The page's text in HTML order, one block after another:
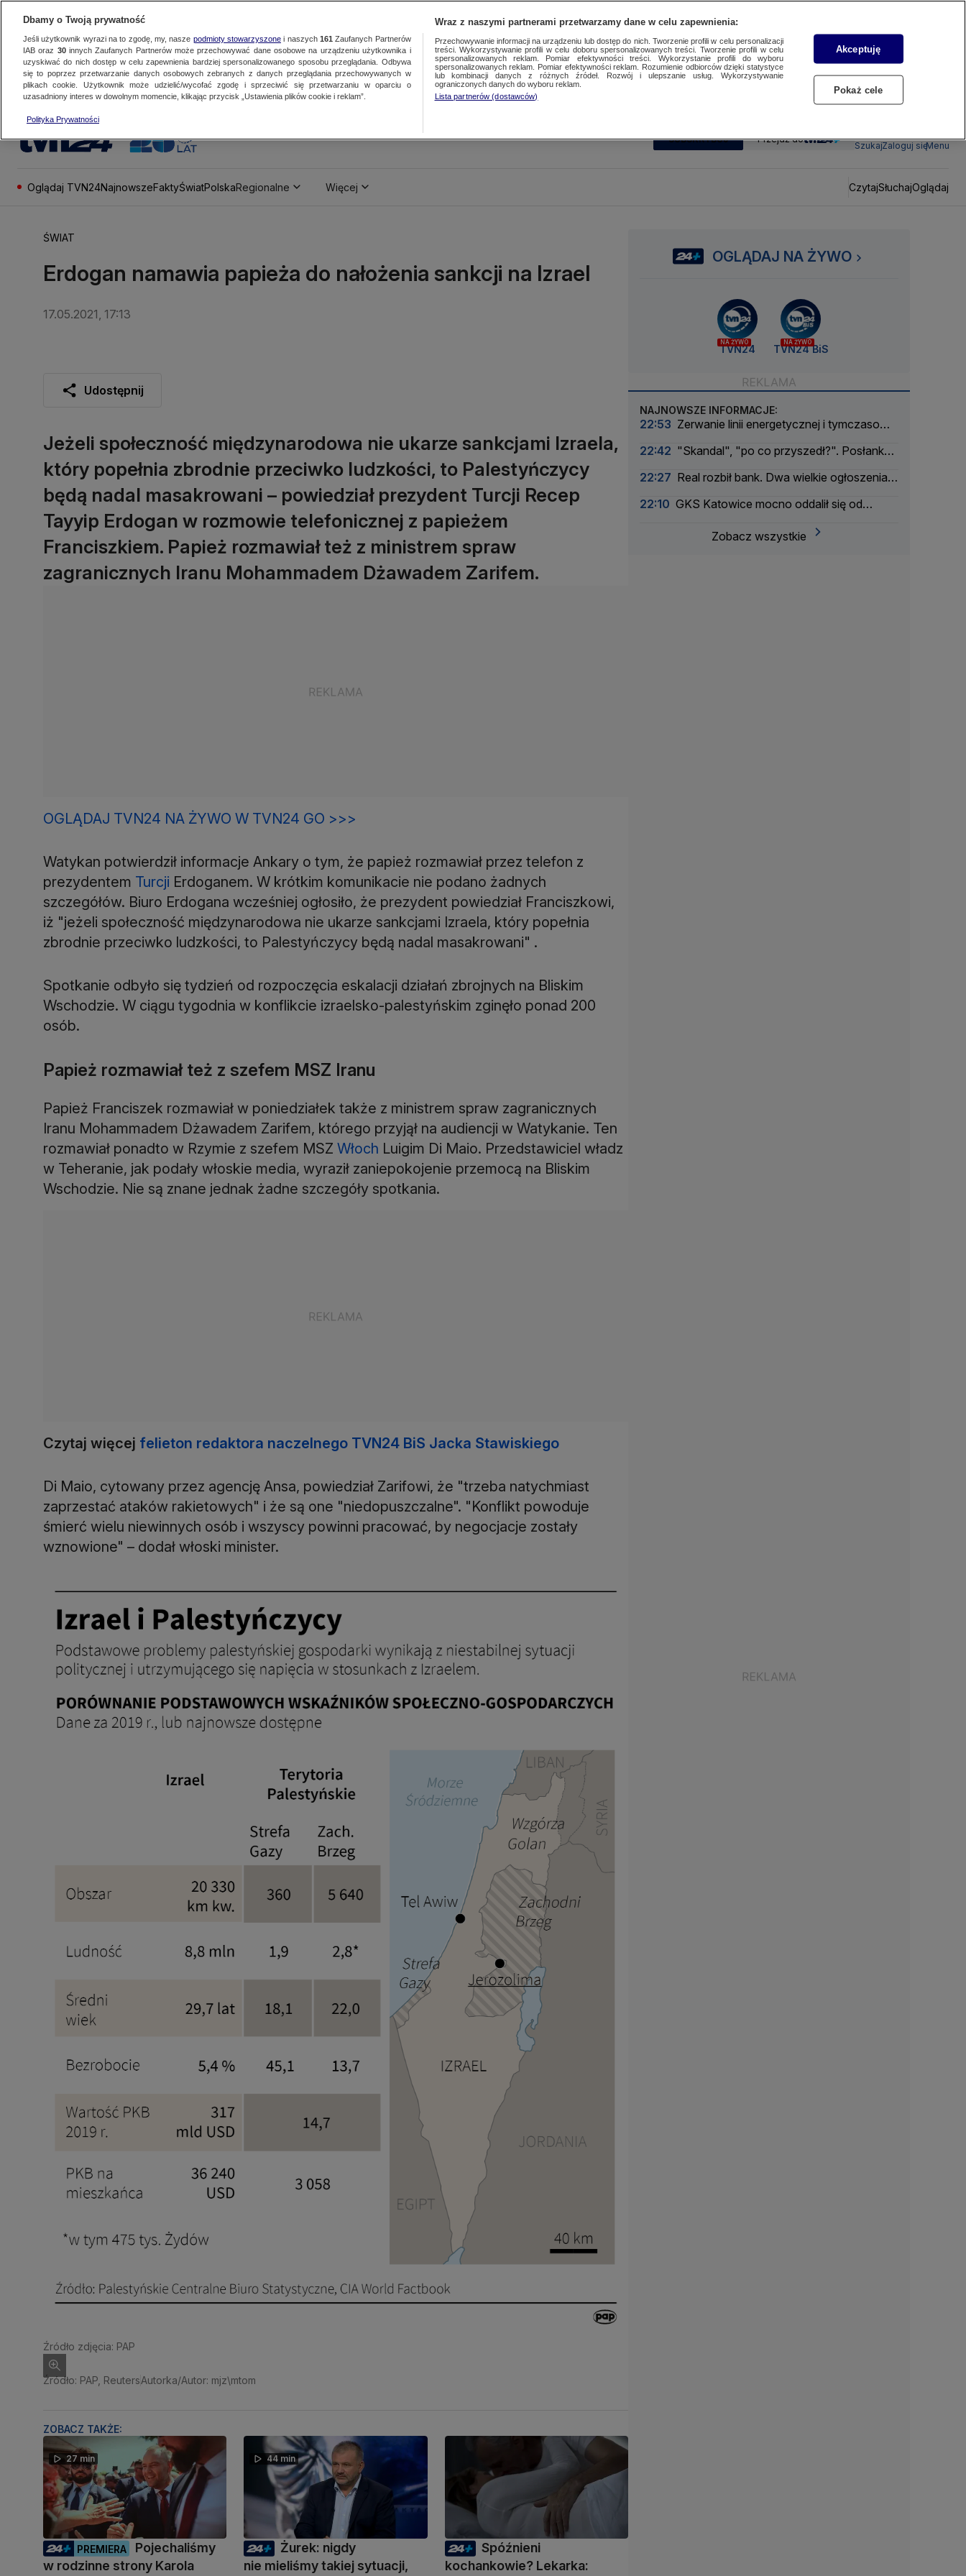
SUBSKRYBUJ Przejdź do
SzukajZaloguj sięMenu
Oglądaj TVN24NajnowszeFaktyŚwiatPolskaRegionalne Więcej CzytajSłuchajOglądaj
ŚWIAT
Erdogan namawia papieża do nałożenia sankcji na Izrael
17.05.2021, 17:13
Udostępnij
Jeżeli społeczność międzynarodowa nie ukarze sankcjami Izraela,
który popełnia zbrodnie przeciwko ludzkości, to Palestyńczycy
będą nadal masakrowani – powiedział prezydent Turcji Recep
Tayyip Erdogan w rozmowie telefonicznej z papieżem
Franciszkiem. Papież rozmawiał też z ministrem spraw
zagranicznych Iranu Mohammadem Dżawadem Zarifem.
OGLĄDAJ TVN24 NA ŻYWO W TVN24 GO >>>
Watykan potwierdził informacje Ankary o tym, że papież rozmawiał przez telefon z
prezydentem Turcji Erdoganem. W krótkim komunikacie nie podano żadnych
szczegółów. Biuro Erdogana wcześniej ogłosiło, że prezydent powiedział Franciszkowi,
iż "jeżeli społeczność międzynarodowa nie ukarze sankcjami Izraela, który popełnia
zbrodnie przeciwko ludzkości, to Palestyńczycy będą nadal masakrowani" .
Spotkanie odbyło się tydzień od rozpoczęcia eskalacji działań zbrojnych na Bliskim
Wschodzie. W ciągu tygodnia w konflikcie izraelsko-palestyńskim zginęło ponad 200
osób.
Papież rozmawiał też z szefem MSZ Iranu
Papież Franciszek rozmawiał w poniedziałek także z ministrem spraw zagranicznych
Iranu Mohammadem Dżawadem Zarifem, którego przyjął na audiencji w Watykanie. Ten
rozmawiał ponadto w Rzymie z szefem MSZ Włoch Luigim Di Maio. Przedstawiciel władz
w Teheranie, jak podały włoskie media, wyraził zaniepokojenie przemocą na Bliskim
Wschodzie. Nie są znane jednak żadne szczegóły spotkania.
Czytaj więcej felieton redaktora naczelnego TVN24 BiS Jacka Stawiskiego
Di Maio, cytowany przez agencję Ansa, powiedział Zarifowi, że "trzeba natychmiast
zaprzestać ataków rakietowych" i że są one "niedopuszczalne". "Konflikt powoduje
śmierć wielu niewinnych osób i wszyscy powinni pracować, by negocjacje zostały
wznowione" – dodał włoski minister.
Źródło zdjęcia: PAP
Źródło: PAP, ReutersAutorka/Autor: mjz\mtom
ZOBACZ TAKŻE:
27 min
PREMIERA
Pojechaliśmy
w rodzinne strony Karola
44 min
Żurek: nigdy
nie mieliśmy takiej sytuacji,
Spóźnieni
kochankowie? Lekarka:
OGLĄDAJ NA ŻYWO
NA ŻYWO
TVN24
NA ŻYWO
TVN24 BiS
NAJNOWSZE INFORMACJE:
22:53 Zerwanie linii energetycznej i tymczasowa
Wojskowa
22:42 "Skandal", "po co przyszedł?". Posłanka
22:27 Real rozbił bank. Dwa wielkie ogłoszenia
22:10 GKS Katowice mocno oddalił się od
Zobacz wszystkie
Dbamy o Twoją prywatność
Jeśli użytkownik wyrazi na to zgodę, my, nasze podmioty stowarzyszonei naszych 161 Zaufanych Partnerów
IAB oraz 30innych Zaufanych Partnerów może przechowywać dane osobowe na urządzeniu użytkownika i
uzyskiwać do nich dostęp w celu zapewnienia bardziej spersonalizowanego sposobu przeglądania. Odbywa
się to poprzez przetwarzanie danych osobowych zebranych z danych przeglądania przechowywanych w
plikach cookie. Użytkownik może udzielić/wycofać zgodę i sprzeciwić się przetwarzaniu w oparciu o
uzasadniony interes w dowolnym momencie, klikając przycisk „Ustawienia plików cookie i reklam”.
Polityka Prywatności
Wraz z naszymi partnerami przetwarzamy dane w celu zapewnienia:
Przechowywanie informacji na urządzeniu lub dostęp do nich. Tworzenie profili w celu personalizacji
treści. Wykorzystywanie profili w celu doboru spersonalizowanych treści. Tworzenie profili w celu
spersonalizowanych reklam. Pomiar efektywności treści. Wykorzystanie profili do wyboru
spersonalizowanych reklam. Pomiar efektywności reklam. Rozumienie odbiorców dzięki statystyce
lub kombinacji danych z różnych źródeł. Rozwój i ulepszanie usług. Wykorzystywanie
ograniczonych danych do wyboru reklam.
Lista partnerów (dostawców)
Akceptuję
Pokaż cele